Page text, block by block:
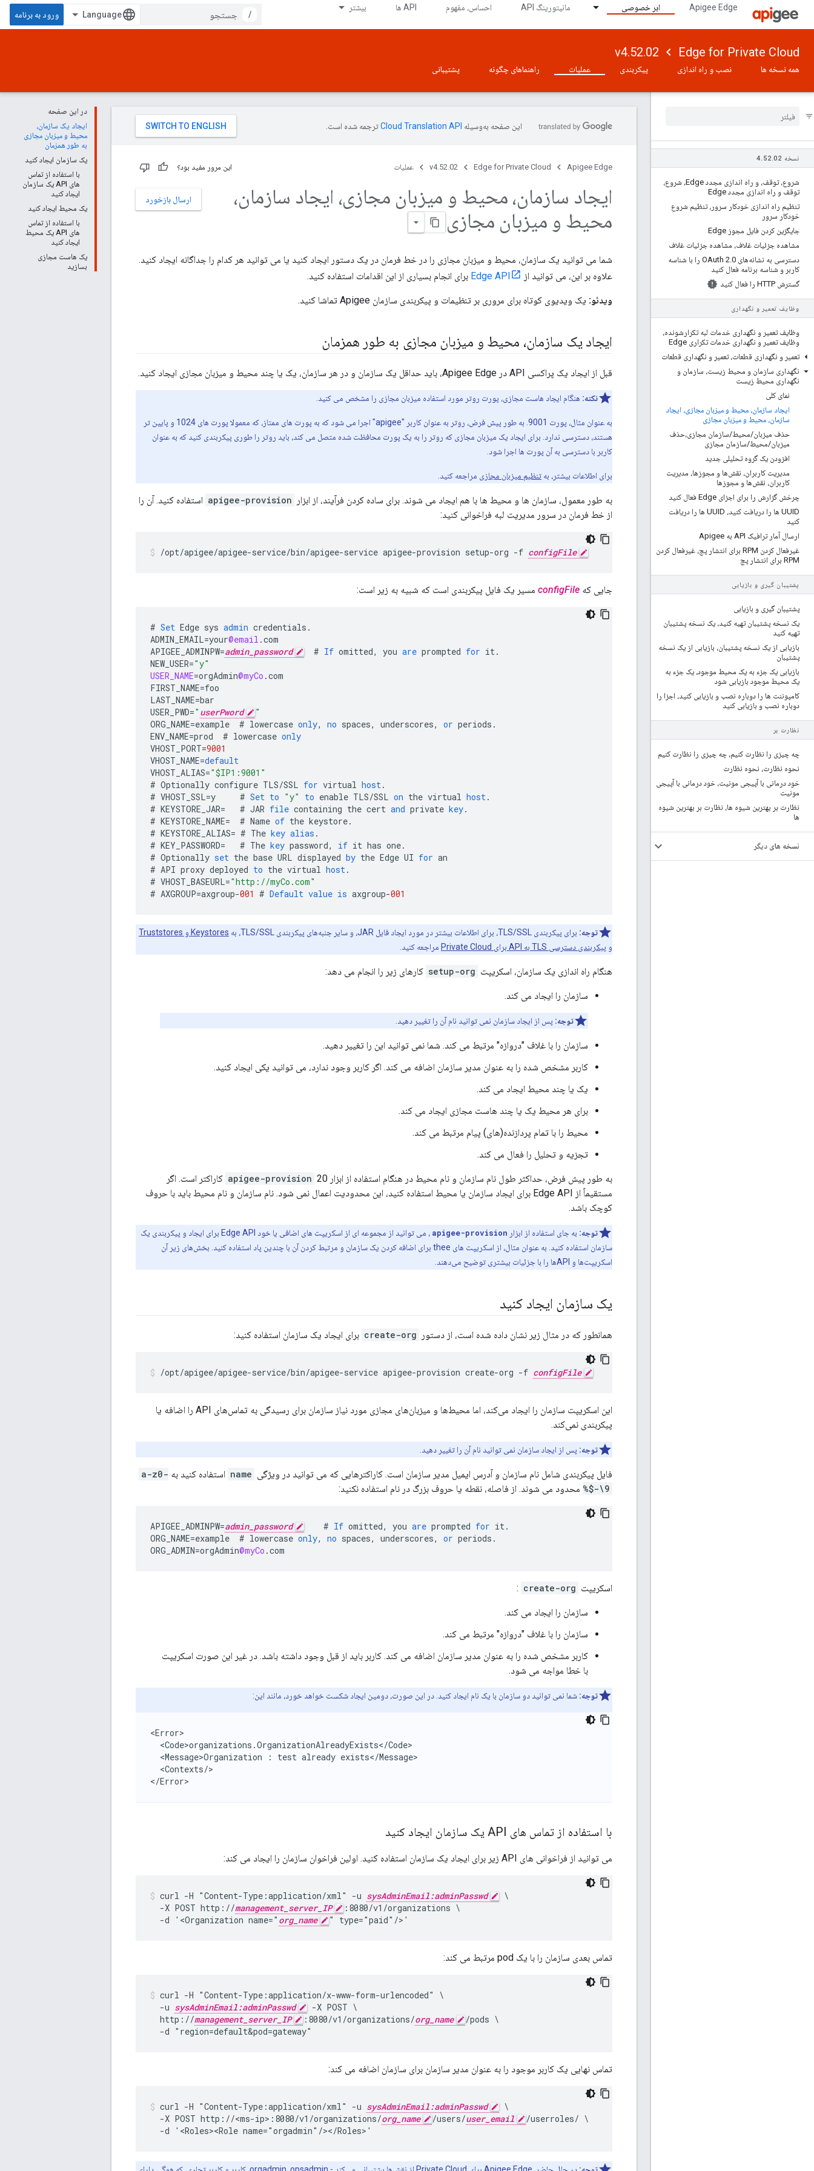
Apigee Edge ابر خصوصی مانیتورینگ API احساس، مفهوم API ها بیشتر
/ ورود به برنامه
Edge for Private Cloud
v4.52.02
همه نسخه ها نصب و راه اندازی پیکربندی عملیات راهنماهای چگونه پشتیبانی
نسخه 4 . 52.02
شروع، توقف، و راه اندازی مجدد Edge، شروع،
توقف و راه اندازی مجدد Edge
تنظیم راه اندازی خودکار سرور، تنظیم شروع
خودکار سرور
جایگزین کردن فایل مجوز Edge
مشاهده جزئیات غلاف، مشاهده جزئیات غلاف
دسترسی به نشانه‌های OAuth 2
.
0 را با شناسه
کاربر و شناسه برنامه فعال کنید
گسترش HTTP را فعال کنید
وظایف تعمیر و نگهداری
وظایف تعمیر و نگهداری خدمات لبه تکرارشونده،
وظایف تعمیر و نگهداری خدمات تکراری Edge
تعمیر و نگهداری قطعات، تعمیر و نگهداری قطعات
نگهداری سازمان و محیط زیست، سازمان و
نگهداری محیط زیست
نمای کلی
ایجاد سازمان، محیط و میزبان مجازی، ایجاد
سازمان، محیط و میزبان مجازی
حذف میزبان/محیط/سازمان مجازی،حذف
میزبان/محیط/سازمان مجازی
افزودن یک گروه تحلیلی جدید
مدیریت کاربران، نقش‌ها و مجوزها، مدیریت
کاربران، نقش‌ها و مجوزها
چرخش گزارش را برای اجزای Edge فعال کنید
UUID ها را دریافت کنید، UUID ها را دریافت
کنید
ارسال آمار ترافیک API به Apigee
غیرفعال کردن RPM برای انتشار پچ، غیرفعال کردن
RPM برای انتشار پچ
پشتیبان گیری و بازیابی
پشتیبان گیری و بازیابی
یک نسخه پشتیبان تهیه کنید، یک نسخه پشتیبان
تهیه کنید
بازیابی از یک نسخه پشتیبان، بازیابی از یک نسخه
پشتیبان
بازیابی یک جزء به یک محیط موجود، یک جزء به
یک محیط موجود بازیابی شود
کامپوننت ها را دوباره نصب و بازیابی کنید، اجزا را
دوباره نصب و بازیابی کنید
نظارت بر
چه چیزی را نظارت کنیم، چه چیزی را نظارت کنیم
نحوه نظارت، نحوه نظارت
خود درمانی با آپیجی مونیت، خود درمانی با آپیجی
مونیت
نظارت بر بهترین شیوه ها، نظارت بر بهترین شیوه
ها
نسخه های دیگر
در این صفحه
ایجاد یک سازمان،
محیط و میزبان مجازی
به طور همزمان
یک سازمان ایجاد کنید
با استفاده از تماس
های API یک سازمان
ایجاد کنید
یک محیط ایجاد کنید
با استفاده از تماس
های API یک محیط
ایجاد کنید
یک هاست مجازی
بسازید
این صفحه به‌وسیله ترجمه شده است.
Apigee Edge
Edge for Private Cloud
v4.52.02 عملیات این مرور مفید بود؟
ارسال بازخورد
ایجاد سازمان، محیط و میزبان مجازی، ایجاد سازمان،
محیط و میزبان مجازی
شما می توانید یک سازمان، محیط و میزبان مجازی را در خط فرمان در یک دستور ایجاد کنید یا می توانید هر کدام را جداگانه ایجاد کنید.
علاوه بر این، می توانید از
Edge API برای انجام بسیاری از این اقدامات استفاده کنید.
ویدئو: یک ویدیوی کوتاه برای مروری بر تنظیمات و پیکربندی سازمان Apigee تماشا کنید.
ایجاد یک سازمان، محیط و میزبان مجازی به طور همزمان
قبل از ایجاد یک پراکسی API در Apigee Edge، باید حداقل یک سازمان و در هر سازمان، یک یا چند محیط و میزبان مجازی ایجاد کنید.
نکته: هنگام ایجاد هاست مجازی، پورت روتر مورد استفاده میزبان مجازی را مشخص می کنید.
به عنوان مثال، پورت 9001. به طور پیش فرض، روتر به عنوان کاربر "apigee" اجرا می شود که به پورت های ممتاز، که معمولا پورت های 1024 و پایین تر
هستند، دسترسی ندارد. برای ایجاد یک میزبان مجازی که روتر را به یک پورت محافظت شده متصل می کند، باید روتر را طوری پیکربندی کنید که به عنوان
کاربر با دسترسی به آن پورت ها اجرا شود.
برای اطلاعات بیشتر، به تنظیم میزبان مجازی مراجعه کنید.
به طور معمول، سازمان ها و محیط ها با هم ایجاد می شوند. برای ساده کردن فرآیند، از ابزار apigee-provision استفاده کنید. آن را
از خط فرمان در سرور مدیریت لبه فراخوانی کنید:
/opt/apigee/apigee-service/bin/apigee-service apigee-provision setup-org -f configFile
جایی که configFile مسیر یک فایل پیکربندی است که شبیه به زیر است:
# Set Edge sys admin credentials .
ADMIN_EMAIL=your@email .com
APIGEE_ADMINPW=admin_password # If omitted, you are prompted for it.
NEW_USER="y"
USER_NAME=orgAdmin@myCo .com
FIRST_NAME=foo
LAST_NAME=bar
USER_PWD=" userPword
"
ORG_NAME=example # lowercase only, no spaces, underscores, or periods .
ENV_NAME=prod # lowercase only
VHOST_PORT=9001
VHOST_NAME=default
VHOST_ALIAS="$IP1:9001"
# Optionally configure TLS/SSL for virtual host.
# VHOST_SSL=y # Set to "y" to enable TLS/SSL on the virtual host.
# KEYSTORE_JAR= # JAR file containing the cert and private key.
# KEYSTORE_NAME= # Name of the keystore.
# KEYSTORE_ALIAS= # The key alias .
# KEY_PASSWORD= # The key password, if it has one.
# Optionally set the base URL displayed by the Edge UI for an
# API proxy deployed to the virtual host.
# VHOST_BASEURL="http://myCo.com"
# AXGROUP=axgroup-001 # Default value is axgroup-001
توجه: برای پیکربندی TLS/SSL، برای اطلاعات بیشتر در مورد ایجاد فایل JAR، و سایر جنبه‌های پیکربندی TLS/SSL، به
Keystores و Truststores
و پیکربندی دسترسی TLS به API برای Private Cloud مراجعه کنید.
هنگام راه اندازی یک سازمان، اسکریپت setup-org کارهای زیر را انجام می دهد:
سازمان را ایجاد می کند.
توجه: پس از ایجاد سازمان نمی توانید نام آن را تغییر دهید.
سازمان را با غلاف "دروازه" مرتبط می کند. شما نمی توانید این را تغییر دهید.
کاربر مشخص شده را به عنوان مدیر سازمان اضافه می کند. اگر کاربر وجود ندارد، می توانید یکی ایجاد کنید.
یک یا چند محیط ایجاد می کند.
برای هر محیط یک یا چند هاست مجازی ایجاد می کند.
محیط را با تمام پردازنده(های) پیام مرتبط می کند.
تجزیه و تحلیل را فعال می کند.
به طور پیش فرض، حداکثر طول نام سازمان و نام محیط در هنگام استفاده از ابزار apigee-provision 20 کاراکتر است. اگر
مستقیماً از Edge API برای ایجاد سازمان یا محیط استفاده کنید، این محدودیت اعمال نمی شود. نام سازمان و نام محیط باید با حروف
کوچک باشد.
توجه: به جای استفاده از ابزار apigee-provision
، می توانید از مجموعه ای از اسکریپت های اضافی یا خود Edge API برای ایجاد و پیکربندی یک
سازمان استفاده کنید. به عنوان مثال، از اسکریپت های thee برای اضافه کردن یک سازمان و مرتبط کردن آن با چندین پاد استفاده کنید. بخش‌های زیر آن
اسکریپت‌ها و APIها را با جزئیات بیشتری توضیح می‌دهند.
یک سازمان ایجاد کنید
همانطور که در مثال زیر نشان داده شده است، از دستور create-org برای ایجاد یک سازمان استفاده کنید:
/opt/apigee/apigee-service/bin/apigee-service apigee-provision create-org -f configFile
این اسکریپت سازمان را ایجاد می‌کند، اما محیط‌ها و میزبان‌های مجازی مورد نیاز سازمان برای رسیدگی به تماس‌های API را اضافه یا
پیکربندی نمی‌کند.
توجه: پس از ایجاد سازمان نمی توانید نام آن را تغییر دهید.
فایل پیکربندی شامل نام سازمان و آدرس ایمیل مدیر سازمان است. کاراکترهایی که می توانید در ویژگی name استفاده کنید به a-z0-
9\-$%
محدود می شوند. از فاصله، نقطه یا حروف بزرگ در نام استفاده نکنید:
APIGEE_ADMINPW=admin_password # If omitted, you are prompted for it.
ORG_NAME=example # lowercase only, no spaces, underscores, or periods .
ORG_ADMIN=orgAdmin@myCo .com
اسکریپت create-org
:
سازمان را ایجاد می کند.
سازمان را با غلاف "دروازه" مرتبط می کند.
کاربر مشخص شده را به عنوان مدیر سازمان اضافه می کند. کاربر باید از قبل وجود داشته باشد. در غیر این صورت اسکریپت
با خطا مواجه می شود.
توجه: شما نمی توانید دو سازمان با یک نام ایجاد کنید. در این صورت، دومین ایجاد شکست خواهد خورد، مانند این:
<Error>
  <Code>organizations.OrganizationAlreadyExists</Code>
  <Message>Organization : test already exists</Message>
  <Contexts/>
</Error>
با استفاده از تماس های API یک سازمان ایجاد کنید
می توانید از فراخوانی های API زیر برای ایجاد یک سازمان استفاده کنید. اولین فراخوان سازمان را ایجاد می کند:
curl -H "Content-Type:application/xml" -u sysAdminEmail:adminPasswd
\
  -X POST http://
management_server_IP
:8080/v1/organizations \
  -d '<Organization name="
org_name " type="paid"/>'
تماس بعدی سازمان را با یک pod مرتبط می کند:
curl -H "Content-Type:application/x-www-form-urlencoded" \
  -u
sysAdminEmail:adminPasswd
-X POST \
  http://
management_server_IP :8080/v1/organizations/org_name
/pods \
  -d "region=default&pod=gateway"
تماس نهایی یک کاربر موجود را به عنوان مدیر سازمان برای سازمان اضافه می کند:
curl -H "Content-Type:application/xml" -u sysAdminEmail:adminPasswd
\
  -X POST http://<ms-ip>:8080/v1/organizations/
org_name /users/user_email
/userroles/ \
  -d '<Roles><Role name="orgadmin"/></Roles>'